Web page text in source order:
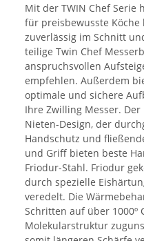
Mit der TWIN Chef Serie
für preisbewusste Köche
zuverlässig im Schnitt
teilige Twin Chef
anspruchsvollen
empfehlen. Außerdem
optimale und sichere
Ihre Zwilling Messer.
Nieten-Design, der
Handschutz und
und Griff bieten beste
Friodur-Stahl. Friodur
durch spezielle
veredelt. Die
Schritten auf über 1000º
Molekularstruktur